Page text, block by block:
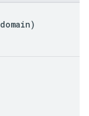
domain)